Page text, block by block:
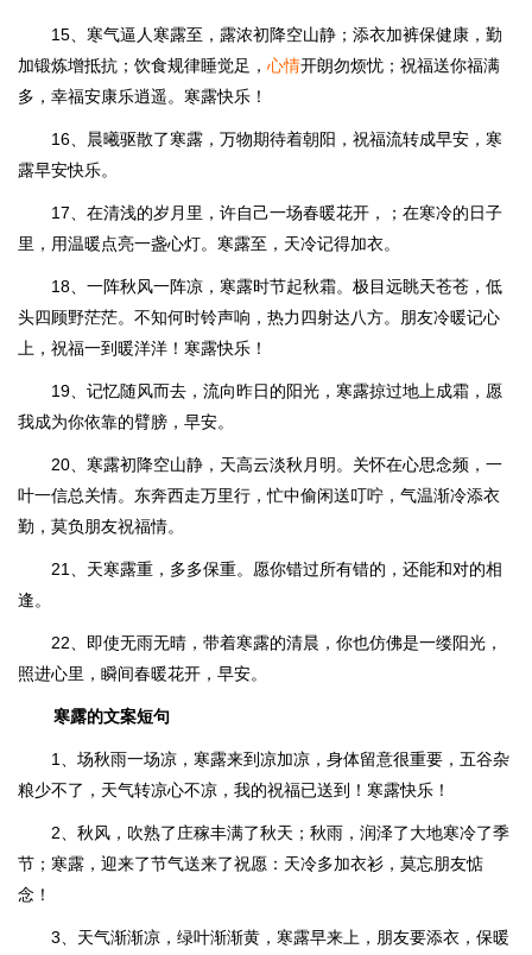
15、寒气逼人寒露至，露浓初降空山静；添衣加裤保健康，勤
加锻炼增抵抗；饮食规律睡觉足， 心情开朗勿烦忧；祝福送你福满
多，幸福安康乐逍遥。寒露快乐！
16、晨曦驱散了寒露，万物期待着朝阳，祝福流转成早安，寒
露早安快乐。
17、在清浅的岁月里，许自己一场春暖花开，；在寒冷的日子
里，用温暖点亮一盏心灯。寒露至，天冷记得加衣。
18、一阵秋风一阵凉，寒露时节起秋霜。极目远眺天苍苍，低
头四顾野茫茫。不知何时铃声响，热力四射达八方。朋友冷暖记心
上，祝福一到暖洋洋！寒露快乐！
19、记忆随风而去，流向昨日的阳光，寒露掠过地上成霜，愿
我成为你依靠的臂膀，早安。
20、寒露初降空山静，天高云淡秋月明。关怀在心思念频，一
叶一信总关情。东奔西走万里行，忙中偷闲送叮咛，气温渐冷添衣
勤，莫负朋友祝福情。
21、天寒露重，多多保重。愿你错过所有错的，还能和对的相
逢。
22、即使无雨无晴，带着寒露的清晨，你也仿佛是一缕阳光，
照进心里，瞬间春暖花开，早安。
寒露的文案短句
1、场秋雨一场凉，寒露来到凉加凉，身体留意很重要，五谷杂
粮少不了，天气转凉心不凉，我的祝福已送到！寒露快乐！
2、秋风，吹熟了庄稼丰满了秋天；秋雨，润泽了大地寒冷了季
节；寒露，迎来了节气送来了祝愿：天冷多加衣衫，莫忘朋友惦
念！
3、天气渐渐凉，绿叶渐渐黄，寒露早来上，朋友要添衣，保暖